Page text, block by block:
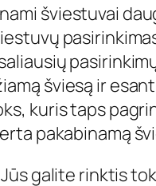
šviestuvai
šviesą ir
kuris taps
pakabinamą
Jūs galite rinktis